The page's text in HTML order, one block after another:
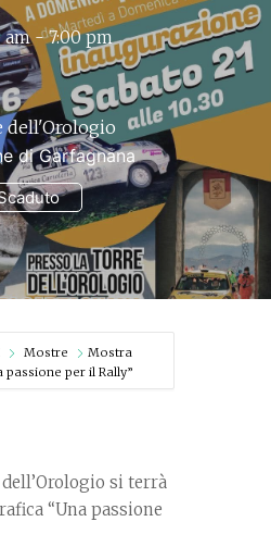
am - 7:00 pm
dell'Orologio
di Garfagnana
Mostre
Mostra
per il Rally”
si terrà
“Una passione